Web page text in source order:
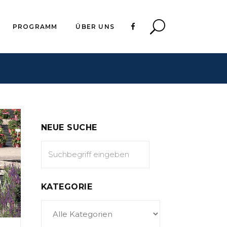
PROGRAMM ÜBER UNS
NEUE SUCHE
KATEGORIE